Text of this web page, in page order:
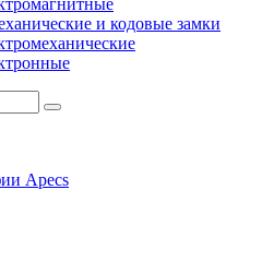
и кодовые замки
Apecs